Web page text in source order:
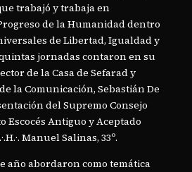
trabajó y trabaja en
de la Humanidad dentro
de Libertad, Igualdad y
jornadas contaron en su
de la Casa de Sefarad y
la Comunicación, Sebastián De
del Supremo Consejo
Escocés Antiguo y Aceptado
Manuel Salinas, 33º.
año abordaron como temática